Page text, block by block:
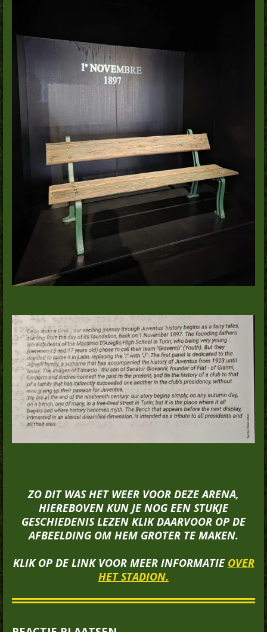
ZO DIT WAS HET WEER VOOR DEZE ARENA,
HIEREBOVEN KUN JE NOG EEN STUKJE
GESCHIEDENIS LEZEN KLIK DAARVOOR OP DE
AFBEELDING OM HEM GROTER TE MAKEN.
KLIK OP DE LINK VOOR MEER INFORMATIE OVER
HET STADION.